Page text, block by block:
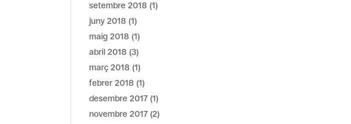
setembre 2018 (1)
juny 2018 (1)
maig 2018 (1)
abril 2018 (3)
març 2018 (1)
febrer 2018 (1)
desembre 2017 (1)
novembre 2017 (2)